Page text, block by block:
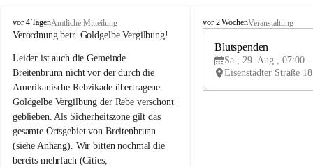
B
r
i
t
e
n
b
r
u
n
n
vor 4 TagenAmtliche Mitteilung
Verordnung betr. Goldgelbe Vergilbung!
Leider ist auch die Gemeinde
Breitenbrunn nicht vor der durch die
Amerikanische Rebzikade übertragene
Goldgelbe Vergilbung der Rebe verschont
geblieben. Als Sicherheitszone gilt das
gesamte Ortsgebiet von Breitenbrunn
(siehe Anhang). Wir bitten nochmal die
bereits mehrfach (Cities,
B
e
vor 2 WochenVeranstaltung
Blutspenden
Sa., 29. Aug., 07:00 -